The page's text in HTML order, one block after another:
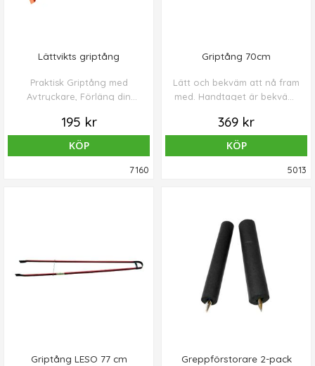
Lättvikts griptång
Praktisk Griptång med
Avtryckare, Förläng din
kontroll.
195 kr
KÖP
7160
Griptång 70cm
Lätt och bekväm att nå fram
med. Handtaget är bekvämt
har en liten kraftig magnet
som klarar allt från nålar till
nyckelknippor. Griptången
har knottriga hättor med
369 kr
KÖP
5013
Griptång LESO 77 cm Greppförstorare 2-pack